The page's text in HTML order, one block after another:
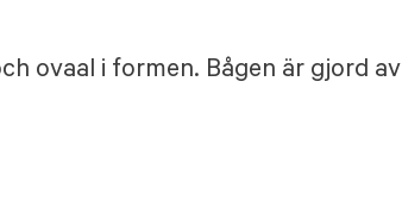
ovaal i formen. Bågen är gjord av